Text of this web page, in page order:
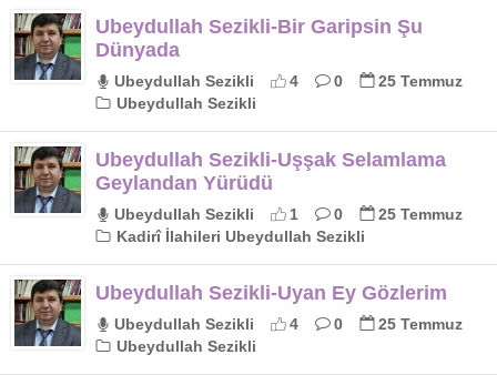
Ubeydullah Sezikli-Bir Garipsin Şu
Dünyada
Ubeydullah Sezikli 4 0
25 Temmuz
Ubeydullah Sezikli
Ubeydullah Sezikli-Uşşak Selamlama
Geylandan Yürüdü
Ubeydullah Sezikli 1 0
25 Temmuz
Kadirî İlahileri Ubeydullah Sezikli
Ubeydullah Sezikli-Uyan Ey Gözlerim
Ubeydullah Sezikli 4 0
25 Temmuz
Ubeydullah Sezikli